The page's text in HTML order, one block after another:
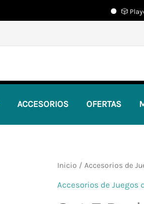
🎲
ACCESORIOS OFERTAS
Inicio / Accesorios de
Accesorios de Juegos